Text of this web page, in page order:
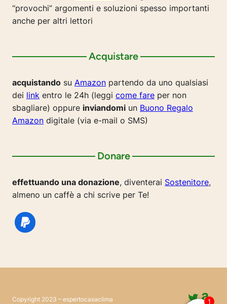
“provochi” argomenti e soluzioni spesso importanti
anche per altri lettori
Acquistare
acquistando su Amazon partendo da uno qualsiasi
dei link entro le 24h (leggi come fare per non
sbagliare) oppure inviandomi un Buono Regalo
Amazon digitale (via e-mail o SMS)
Donare
effettuando una donazione, diventerai Sostenitore,
almeno un caffè a chi scrive per Te!
Copyright 2023 – espertocasaclima 1